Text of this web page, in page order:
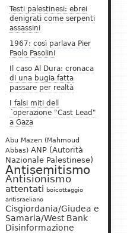
Testi palestinesi: ebrei
denigrati come serpenti
assassini
1967: così parlava Pier
Paolo Pasolini
Il caso Al Dura: cronaca
di una bugia fatta
passare per realtà
I falsi miti dell
´operazione "Cast Lead"
a Gaza
Abu Mazen (Mahmoud
Abbas) ANP (Autorità
Nazionale Palestinese)
Antisemitismo
Antisionismo
attentati boicottaggio
antisraeliano
Cisgiordania/Giudea e
Samaria/West Bank
Disinformazione